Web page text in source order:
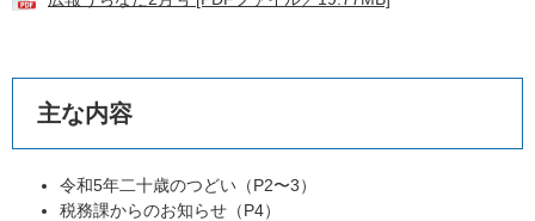
主な内容
令和5年二十歳のつどい（P2〜3）
税務課からのお知らせ（P4）